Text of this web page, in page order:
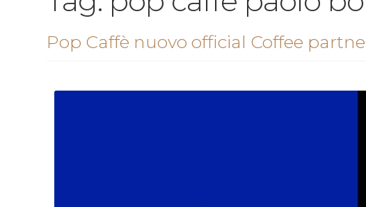
Pop Caffè nuovo official Coffee